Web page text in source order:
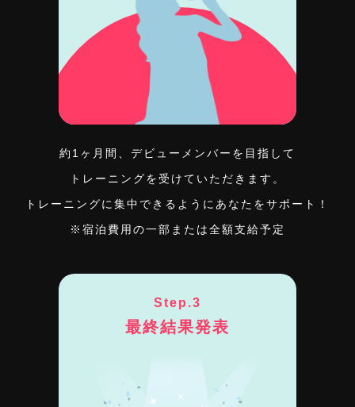
約1ヶ月間、デビューメンバーを目指して
トレーニングを受けていただきます。
トレーニングに集中できるようにあなたをサポート！
※宿泊費用の一部または全額支給予定
Step.3
最終結果発表